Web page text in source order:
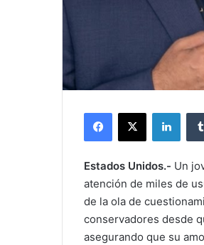
Facebook
X
Estados Unidos.- Un
atención de miles de
de la ola de
conservadores desde
asegurando que su